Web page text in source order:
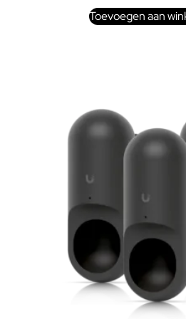
Toevoegen aan